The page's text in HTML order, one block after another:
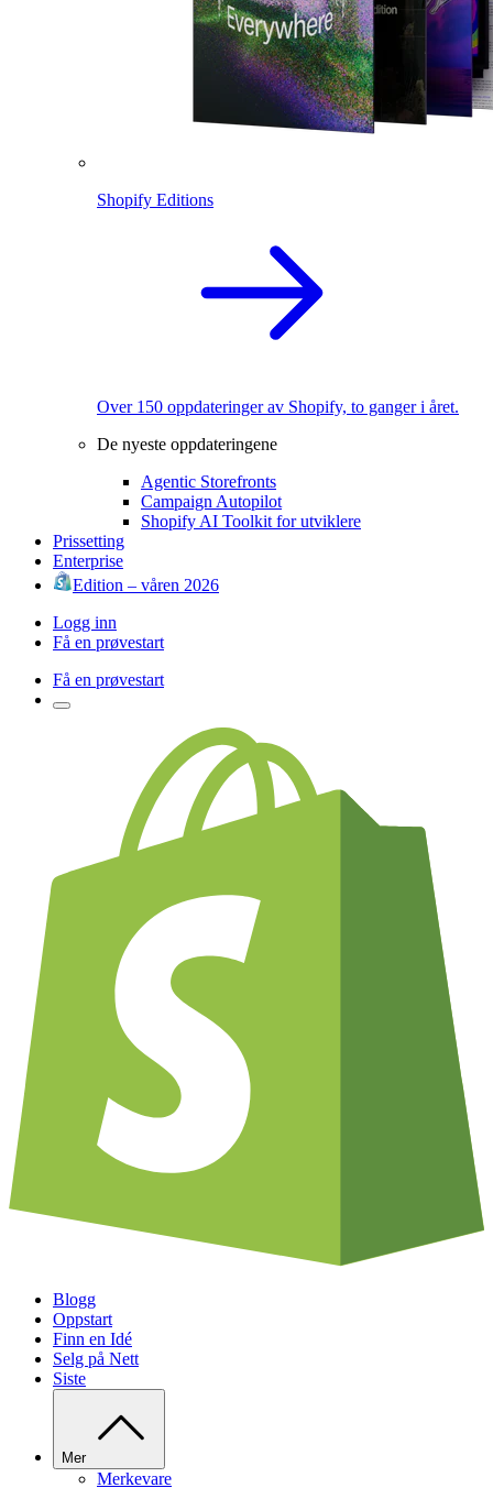
Shopify Editions
Over 150 oppdateringer av Shopify, to ganger i året.
De nyeste oppdateringene
Agentic Storefronts
Campaign Autopilot
Shopify AI Toolkit for utviklere
Prissetting
Enterprise
Edition – våren 2026
Logg inn
Få en prøvestart
Få en prøvestart
Blogg
Oppstart
Finn en Idé
Selg på Nett
Siste
Mer
Merkevare